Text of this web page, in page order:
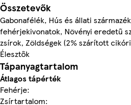
Összetevők
Gabonafélék, Hús és állati
fehérjekivonatok, Növényi eredetű
zsírok, Zöldségek (2% szárított
Élesztők
Tápanyagtartalom
Átlagos tápérték
Fehérje:
Zsírtartalom: